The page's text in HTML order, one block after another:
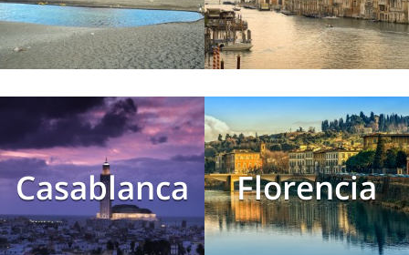
Casablanca Florencia